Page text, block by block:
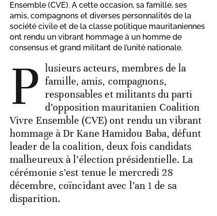
Ensemble (CVE). A cette occasion, sa famille, ses
amis, compagnons et diverses personnalités de la
société civile et de la classe politique mauritaniennes
ont rendu un vibrant hommage à un homme de
consensus et grand militant de l’unité nationale.
P lusieurs acteurs, membres de la
famille, amis, compagnons,
responsables et militants du parti
d’opposition mauritanien Coalition
Vivre Ensemble (CVE) ont rendu un vibrant
hommage à Dr Kane Hamidou Baba, défunt
leader de la coalition, deux fois candidats
malheureux à l’élection présidentielle. La
cérémonie s’est tenue le mercredi 28
décembre, coïncidant avec l’an 1 de sa
disparition.